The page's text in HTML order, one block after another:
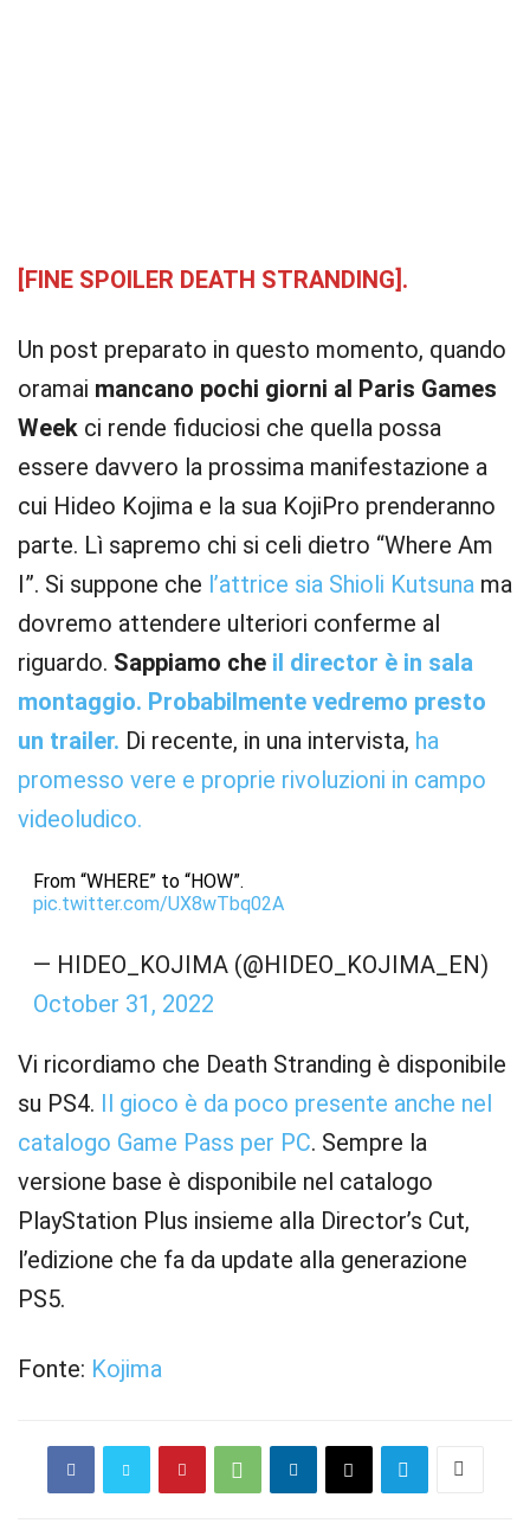
[FINE SPOILER DEATH STRANDING].
Un post preparato in questo momento, quando
oramai mancano pochi giorni al Paris Games
Week ci rende fiduciosi che quella possa
essere davvero la prossima manifestazione a
cui Hideo Kojima e la sua KojiPro prenderanno
parte. Lì sapremo chi si celi dietro “Where Am
I”. Si suppone che l’attrice sia Shioli Kutsuna ma
dovremo attendere ulteriori conferme al
riguardo. Sappiamo che il director è in sala
montaggio. Probabilmente vedremo presto
un trailer. Di recente, in una intervista, ha
promesso vere e proprie rivoluzioni in campo
videoludico.
From “WHERE” to “HOW”.
pic.twitter.com/UX8wTbq02A
— HIDEO_KOJIMA (@HIDEO_KOJIMA_EN)
October 31, 2022
Vi ricordiamo che Death Stranding è disponibile
su PS4. Il gioco è da poco presente anche nel
catalogo Game Pass per PC. Sempre la
versione base è disponibile nel catalogo
PlayStation Plus insieme alla Director’s Cut,
l’edizione che fa da update alla generazione
PS5.
Fonte: Kojima